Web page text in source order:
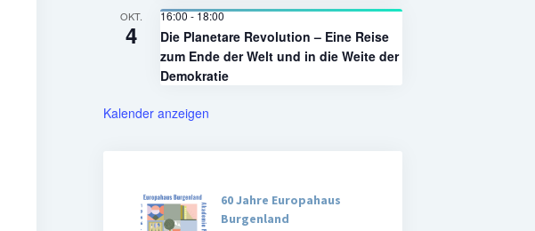
OKT.
4
16:00-18:00
Die Planetare Revolution – Eine Reise
zum Ende der Welt und in die Weite der
Demokratie
Kalender anzeigen
60 Jahre Europahaus
Burgenland